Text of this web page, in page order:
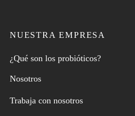
NUESTRA EMPRESA
¿Qué son los probióticos?
Nosotros
Trabaja con nosotros